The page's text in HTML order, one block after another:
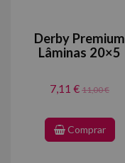
Derby Premium
Lâminas 20×5
7,11 € 11,00 €
Comprar